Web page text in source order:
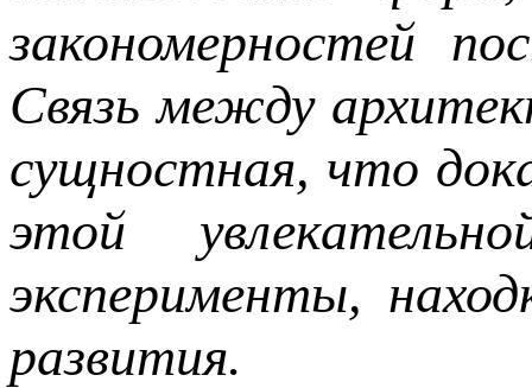
закономерностей
Связь между
сущностная, что
этой
эксперименты,
развития.